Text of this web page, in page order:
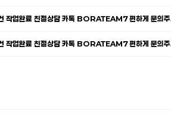
업완료 친절상담 카톡 BORATEAM7 편하게 문의주
업완료 친절상담 카톡 BORATEAM7 편하게 문의주